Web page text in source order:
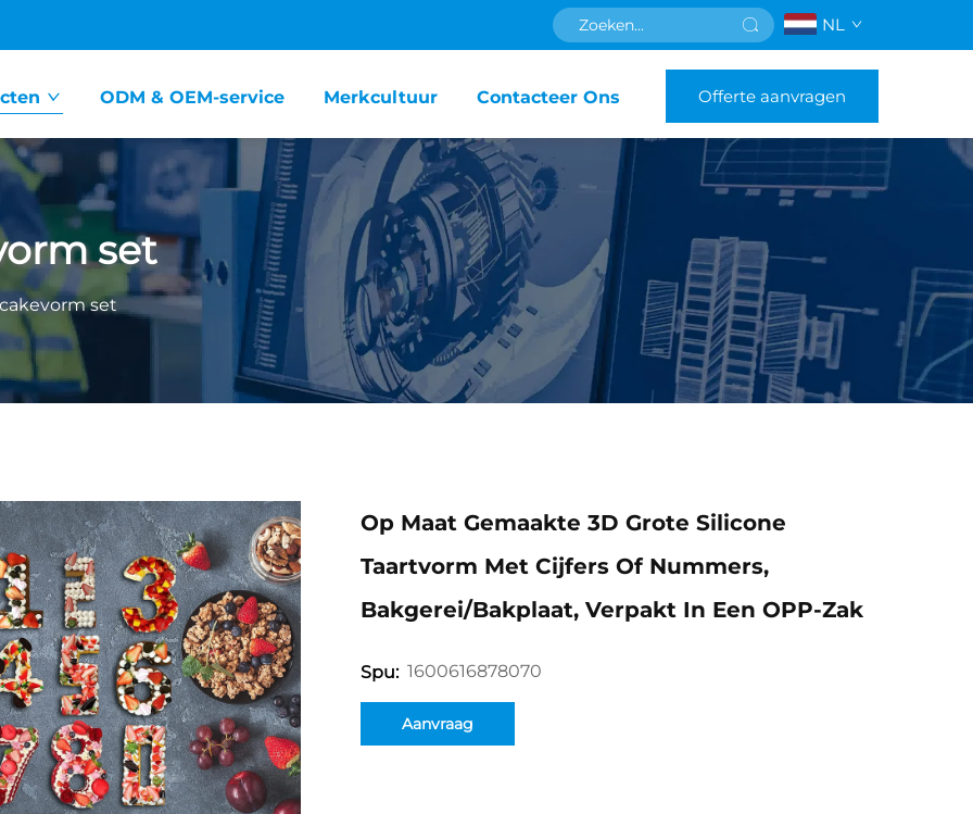
NL
ODM & OEM-service Merkcultuur Contacteer Ons Offerte aanvragen
set
set
Op Maat Gemaakte 3D Grote Silicone
Taartvorm Met Cijfers Of Nummers,
Bakgerei/bakplaat, Verpakt In Een OPP-Zak
Spu: 1600616878070
Aanvraag